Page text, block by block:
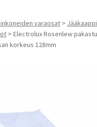
varaosat>
> Electrolux Rosenlew
korkeus 128mm